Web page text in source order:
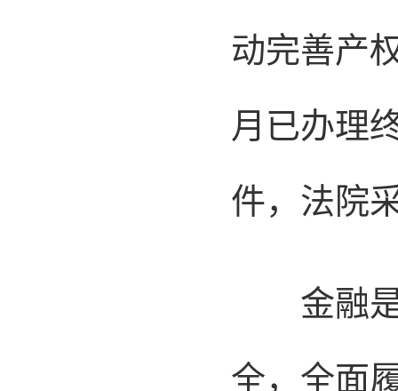
动完善产
月已办理
件，法院
金融是
全，全面